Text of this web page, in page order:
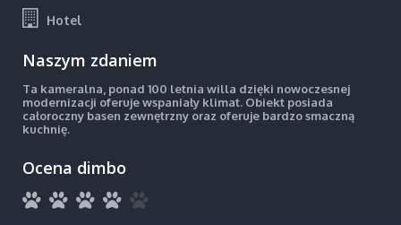
Hotel
Naszym zdaniem
Ta kameralna, ponad 100 letnia willa dzięki nowoczesnej
modernizacji oferuje wspaniały klimat. Obiekt posiada
całoroczny basen zewnętrzny oraz oferuje bardzo smaczną
kuchnię.
Ocena dimbo